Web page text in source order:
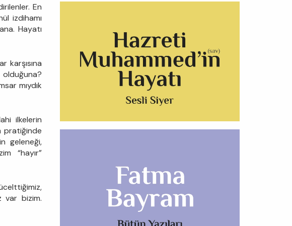
En
izdihamı
Hayatı
karşısına
olduğuna?
mıydık
ilkelerin
pratiğinde
geleneği,
“hayır”
var bizim.